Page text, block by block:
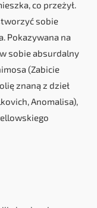
co przeżył.
sobie
Pokazywana na
sobie absurdalny
(Zabicie
znaną z dzieł
Anomalisa),